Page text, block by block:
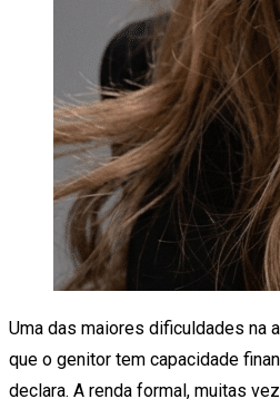
Uma das maiores dificuldades na
que o genitor tem capacidade
declara. A renda formal, muitas